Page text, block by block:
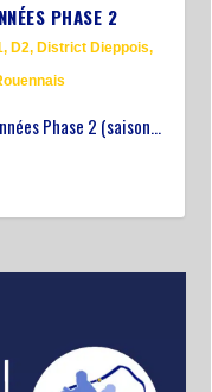
PHASE 2
, D2, District Dieppois,
Phase 2 (saison...